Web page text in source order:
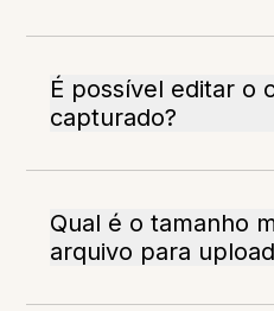
É possível editar o
capturado?
Qual é o tamanho
arquivo para